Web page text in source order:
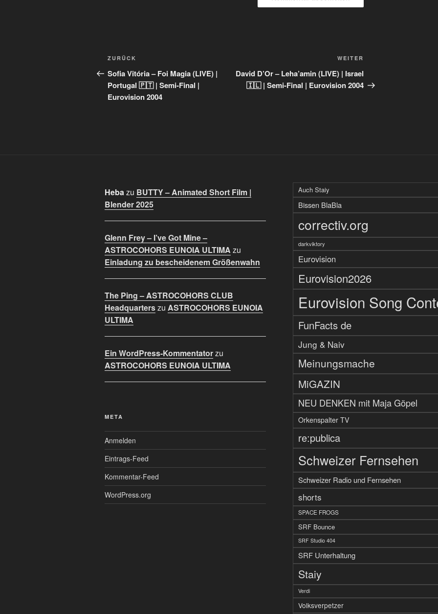
Beitragsnavigation
Vorheriger
Beitrag
ZURÜCK
Sofia Vitória – Foi Magia (LIVE) |
Portugal 🇵🇹 | Semi-Final |
Eurovision 2004
WEITER
David D’Or – Leha’amin (LIVE) | Israel
🇮🇱 | Semi-Final | Eurovision 2004
Hebazu BUTTY – Animated Short Film |
Blender 2025
Glenn Frey – I’ve Got Mine –
ASTROCOHORS EUNOIA ULTIMA zu
Einladung zu bescheidenem Größenwahn
The Ping – ASTROCOHORS CLUB
Headquarterszu ASTROCOHORS EUNOIA
ULTIMA
Ein WordPress-Kommentatorzu
ASTROCOHORS EUNOIA ULTIMA
META
Anmelden
Eintrags-Feed
Kommentar-Feed
WordPress.org
Auch Staiy
Bissen BlaBla
correctiv.org
darkviktory
Eurovision
Eurovision2026
Eurovision Song
FunFacts de
Jung & Naiv
Meinungsmache
MiGAZIN
NEU DENKEN mit Maja Göpel
Orkenspalter TV
re:publica
Schweizer Fernsehen
Schweizer Radio und Fernsehen
shorts
SPACE FROGS
SRF Bounce
SRF Studio 404
SRF Unterhaltung
Staiy
Verdi
Volksverpetzer